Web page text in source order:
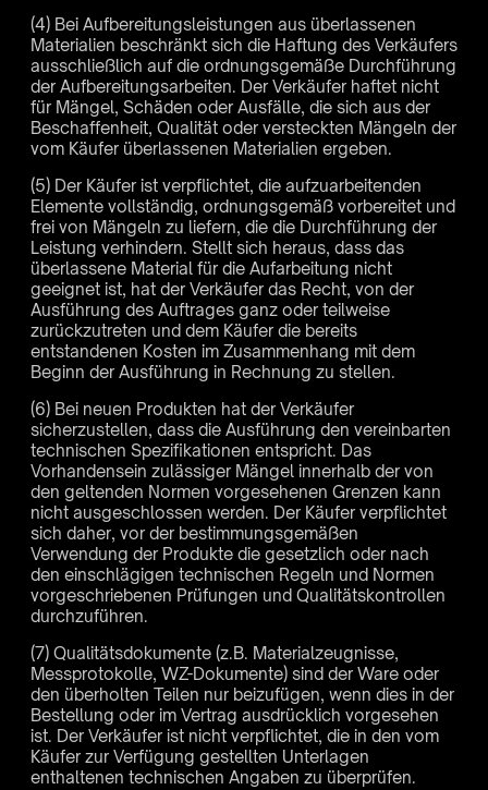
(4) Bei Aufbereitungsleistungen aus überlassenen
Materialien beschränkt sich die Haftung des Verkäufers
ausschließlich auf die ordnungsgemäße Durchführung
der Aufbereitungsarbeiten. Der Verkäufer haftet nicht
für Mängel, Schäden oder Ausfälle, die sich aus der
Beschaffenheit, Qualität oder versteckten Mängeln der
vom Käufer überlassenen Materialien ergeben.
(5) Der Käufer ist verpflichtet, die aufzuarbeitenden
Elemente vollständig, ordnungsgemäß vorbereitet und
frei von Mängeln zu liefern, die die Durchführung der
Leistung verhindern. Stellt sich heraus, dass das
überlassene Material für die Aufarbeitung nicht
geeignet ist, hat der Verkäufer das Recht, von der
Ausführung des Auftrages ganz oder teilweise
zurückzutreten und dem Käufer die bereits
entstandenen Kosten im Zusammenhang mit dem
Beginn der Ausführung in Rechnung zu stellen.
(6) Bei neuen Produkten hat der Verkäufer
sicherzustellen, dass die Ausführung den vereinbarten
technischen Spezifikationen entspricht. Das
Vorhandensein zulässiger Mängel innerhalb der von
den geltenden Normen vorgesehenen Grenzen kann
nicht ausgeschlossen werden. Der Käufer verpflichtet
sich daher, vor der bestimmungsgemäßen
Verwendung der Produkte die gesetzlich oder nach
den einschlägigen technischen Regeln und Normen
vorgeschriebenen Prüfungen und Qualitätskontrollen
durchzuführen.
(7) Qualitätsdokumente (z.B. Materialzeugnisse,
Messprotokolle, WZ-Dokumente) sind der Ware oder
den überholten Teilen nur beizufügen, wenn dies in der
Bestellung oder im Vertrag ausdrücklich vorgesehen
ist. Der Verkäufer ist nicht verpflichtet, die in den vom
Käufer zur Verfügung gestellten Unterlagen
enthaltenen technischen Angaben zu überprüfen.